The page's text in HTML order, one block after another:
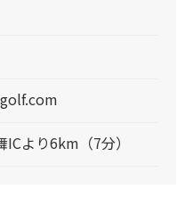
より6km（7分）